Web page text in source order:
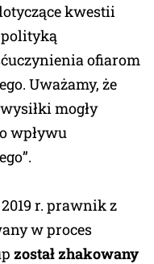
kwestii
ofiarom
Uważamy, że
mogły
wpływu
r. prawnik z
w proces
został zhakowany